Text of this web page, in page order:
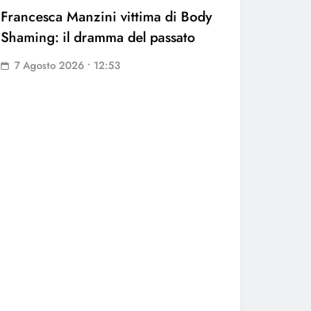
Francesca Manzini vittima di Body
Shaming: il dramma del passato
7 Agosto 2026 • 12:53